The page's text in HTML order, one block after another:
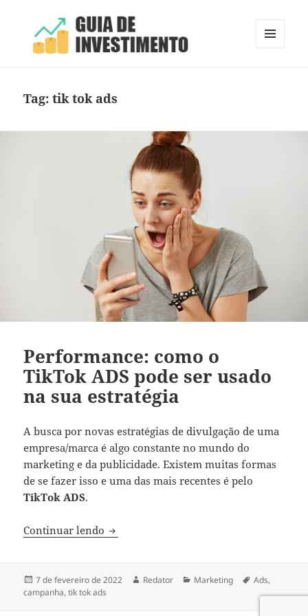
Tag:tik tok ads
Performance: como o
TikTok ADS pode ser usado
na sua estratégia
A busca por novas estratégias de divulgação de uma
empresa/marca é algo constante no mundo do
marketing e da publicidade. Existem muitas formas
de se fazer isso e uma das mais recentes é pelo
TikTok ADS.
Continuar lendo Performance: como o TikTok ADS pode
Publicado
em
7 de fevereiro de 2022 Autor
Redator Categorias
Marketing Tags
Ads,
campanha,tik tok ads